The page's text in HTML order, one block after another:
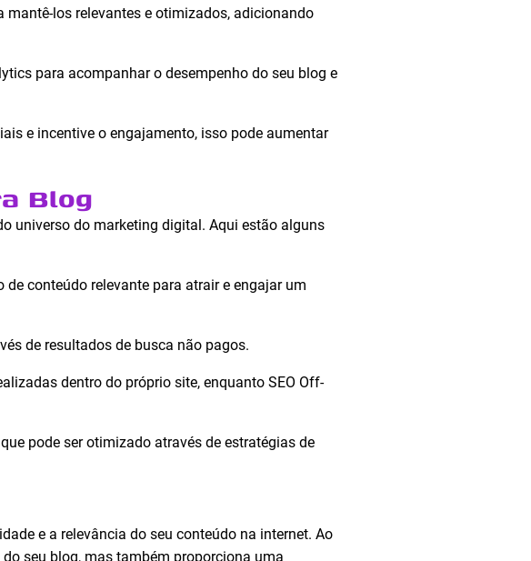
mantê-los relevantes e otimizados, adicionando
para acompanhar o desempenho do seu blog e
e incentive o engajamento, isso pode aumentar
Blog
universo do marketing digital. Aqui estão alguns
conteúdo relevante para atrair e engajar um
de resultados de busca não pagos.
dentro do próprio site, enquanto SEO Off-
pode ser otimizado através de estratégias de
e a relevância do seu conteúdo na internet. Ao
seu blog, mas também proporciona uma